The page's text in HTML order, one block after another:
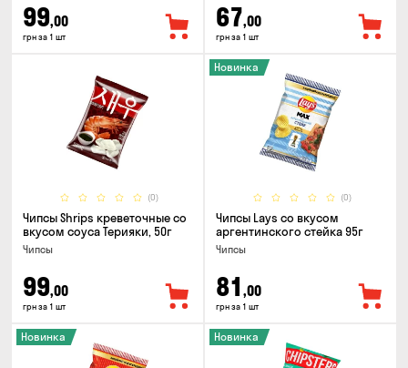
99,00
грн за 1 шт
67,00
грн за 1 шт
(0)
Чипсы Shrips креветочные со
вкусом соуса Терияки, 50г
Чипсы
99,00
грн за 1 шт
(0)
Новинка
Чипсы Lays со вкусом
аргентинского стейка 95г
Чипсы
81 ,00
грн за 1 шт
Новинка Новинка